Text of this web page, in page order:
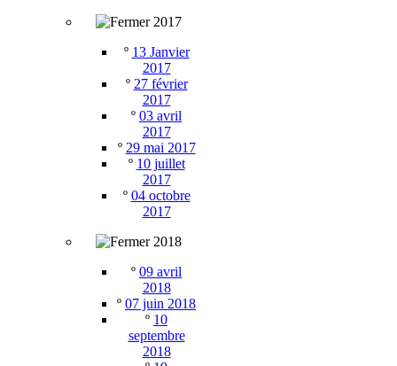
2017
º 13 Janvier
2017
º 27 février
2017
º 03 avril
2017
º 29 mai 2017
º 10 juillet
2017
º 04 octobre
2017
2018
º 09 avril
2018
º 07 juin 2018
º 10
septembre
2018